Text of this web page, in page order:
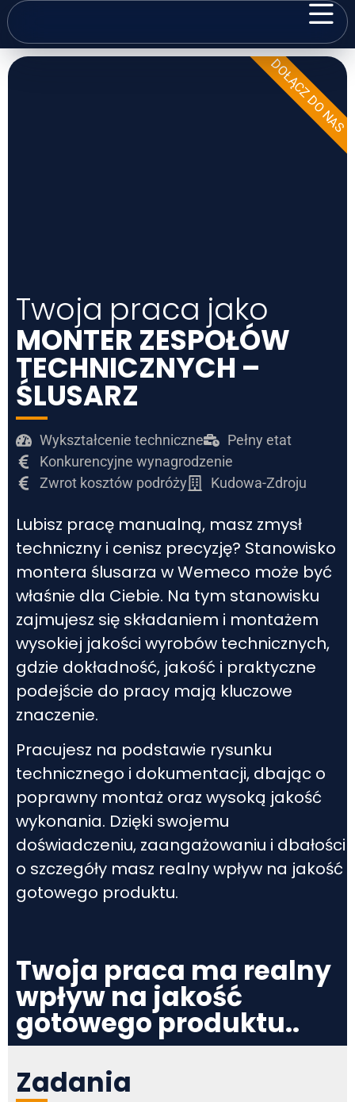
Twoja praca jako
MONTER ZESPOŁÓW
TECHNICZNYCH –
ŚLUSARZ
Wykształcenie techniczne
Pełny etat
Konkurencyjne wynagrodzenie
Zwrot kosztów podróży
Kudowa-Zdroju
Lubisz pracę manualną, masz zmysł
techniczny i cenisz precyzję? Stanowisko
montera ślusarza w Wemeco może być
właśnie dla Ciebie. Na tym stanowisku
zajmujesz się składaniem i montażem
wysokiej jakości wyrobów technicznych,
gdzie dokładność, jakość i praktyczne
podejście do pracy mają kluczowe
znaczenie.
Pracujesz na podstawie rysunku
technicznego i dokumentacji, dbając o
poprawny montaż oraz wysoką jakość
wykonania. Dzięki swojemu
doświadczeniu, zaangażowaniu i dbałości
o szczegóły masz realny wpływ na jakość
gotowego produktu.
Twoja praca ma realny
wpływ na jakość
gotowego produktu..
DOŁĄCZ DO NAS
Zadania